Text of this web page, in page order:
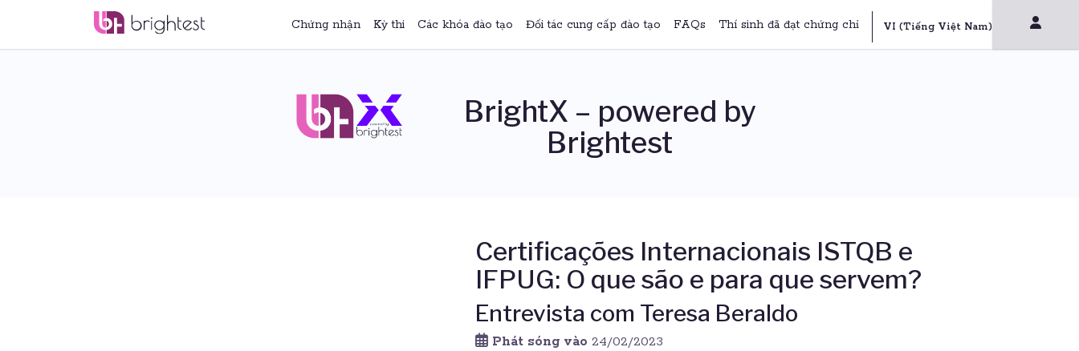
Chứng nhận Kỳ thi Các khóa đào tạo Đối tác cung cấp đào tạo FAQs Thí sinh đã đạt chứng chỉ
BrightX – powered by
Brightest
Certificações Internacionais ISTQB e
IFPUG: O que são e para que servem?
Entrevista com Teresa Beraldo
Phát sóng vào 24/02/2023